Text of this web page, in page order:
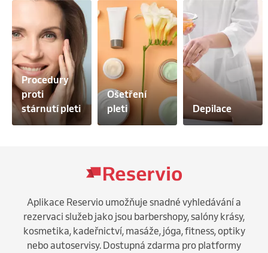
Procedury
proti
stárnutí pleti
Ošetření
pleti
Depilace
Aplikace Reservio umožňuje snadné vyhledávání a
rezervaci služeb jako jsou barbershopy, salóny krásy,
kosmetika, kadeřnictví, masáže, jóga, fitness, optiky
nebo autoservisy. Dostupná zdarma pro platformy